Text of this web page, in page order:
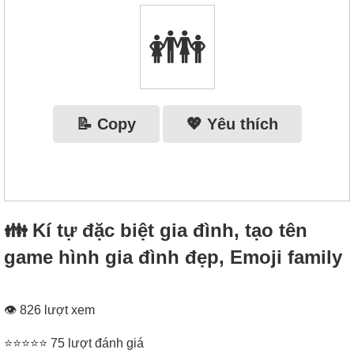
👪
📝 Copy 💖 Yêu thích
👪 Kí tự đặc biệt gia đình, tạo tên
game hình gia đình đẹp, Emoji family
👁 826 lượt xem
⭐⭐⭐⭐⭐ 75 lượt đánh giá